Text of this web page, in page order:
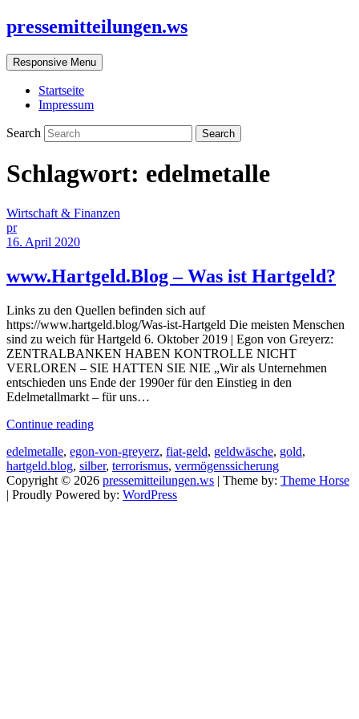
pressemitteilungen.ws
Responsive Menu
Startseite
Impressum
Search
Schlagwort: edelmetalle
Wirtschaft & Finanzen
pr
16. April 2020
www.Hartgeld.Blog – Was ist Hartgeld?
Links zu den Quellen befinden sich auf
https://www.hartgeld.blog/Was-ist-Hartgeld Die meisten Menschen
sind zu weich für Hartgeld 6. Oktober 2019 | Egon von Greyerz:
ZENTRALBANKEN HABEN KONTROLLE NICHT
VERLOREN – SIE HATTEN SIE NIE „Wir als Unternehmen
entschieden uns Ende der 1990er für den Einstieg in den
Edelmetallmarkt – für uns…
Continue reading
edelmetalle, egon-von-greyerz, fiat-geld, geldwäsche, gold,
hartgeld.blog, silber, terrorismus, vermögenssicherung
Copyright © 2026 pressemitteilungen.ws | Theme by: Theme Horse
| Proudly Powered by: WordPress